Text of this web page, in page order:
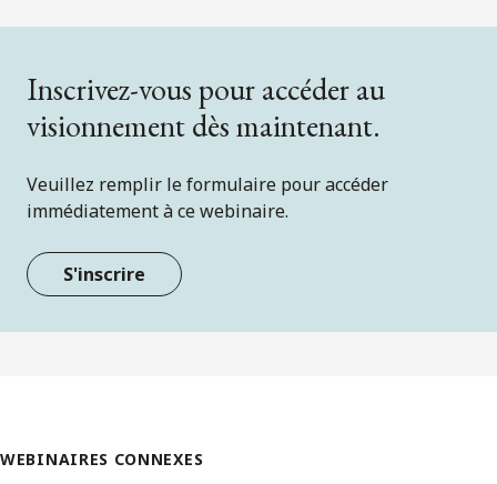
Inscrivez-vous pour accéder au
visionnement dès maintenant.
Veuillez remplir le formulaire pour accéder
immédiatement à ce webinaire.
S'inscrire
WEBINAIRES CONNEXES